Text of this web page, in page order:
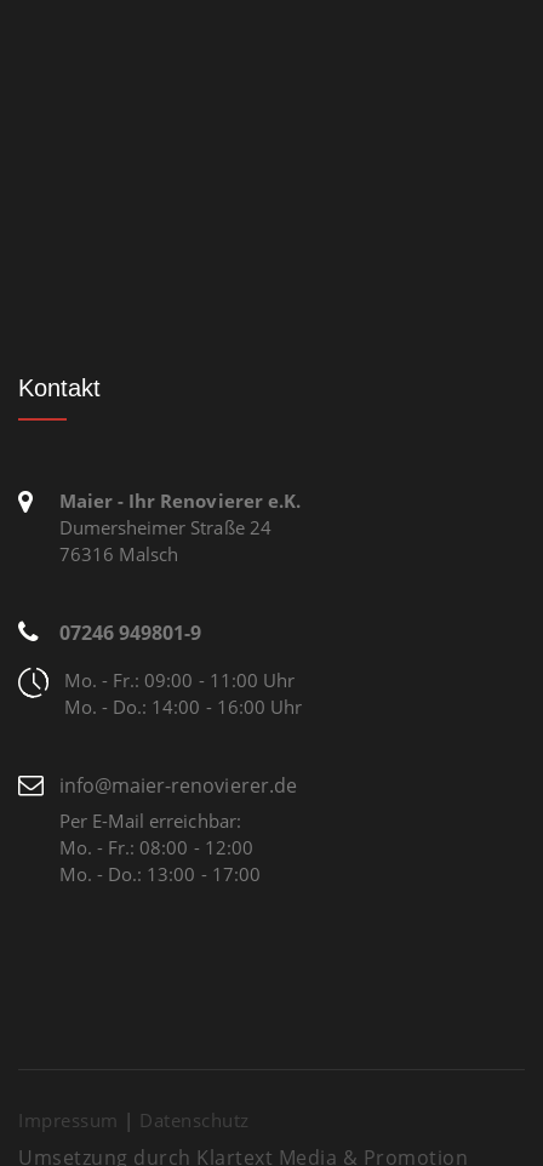
Kontakt
Maier - Ihr Renovierer e.K.
Dumersheimer Straße 24
76316 Malsch
07246 949801-9
Mo. - Fr.: 09:00 - 11:00 Uhr
Mo. - Do.: 14:00 - 16:00 Uhr
info@maier-renovierer.de
Per E-Mail erreichbar:
Mo. - Fr.: 08:00 - 12:00
Mo. - Do.: 13:00 - 17:00
Impressum | Datenschutz
Umsetzung durch Klartext Media & Promotion